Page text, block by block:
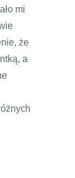
mi
że
a